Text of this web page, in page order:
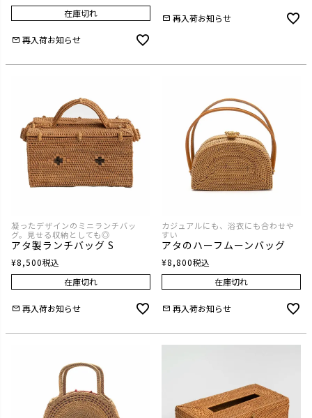
在庫切れ
再入荷お知らせ
再入荷お知らせ
凝ったデザインのミニランチバッ
グ。見せる収納としても◎
アタ製ランチバッグ S
¥8,500税込
在庫切れ
再入荷お知らせ
カジュアルにも、浴衣にも合わせや
すい
アタのハーフムーンバッグ
¥8,800税込
在庫切れ
再入荷お知らせ